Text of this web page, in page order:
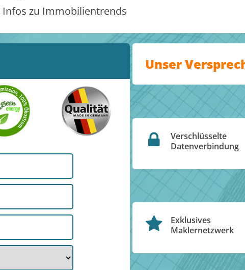
Infos zu Immobilientrends
Unser
Verschlüsselte
Datenverbindung
Exklusives
Maklernetzwerk